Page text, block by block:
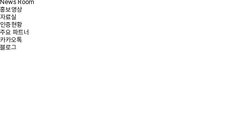
News Room
홍보영상
자료실
인증현황
주요 파트너
카카오톡
블로그